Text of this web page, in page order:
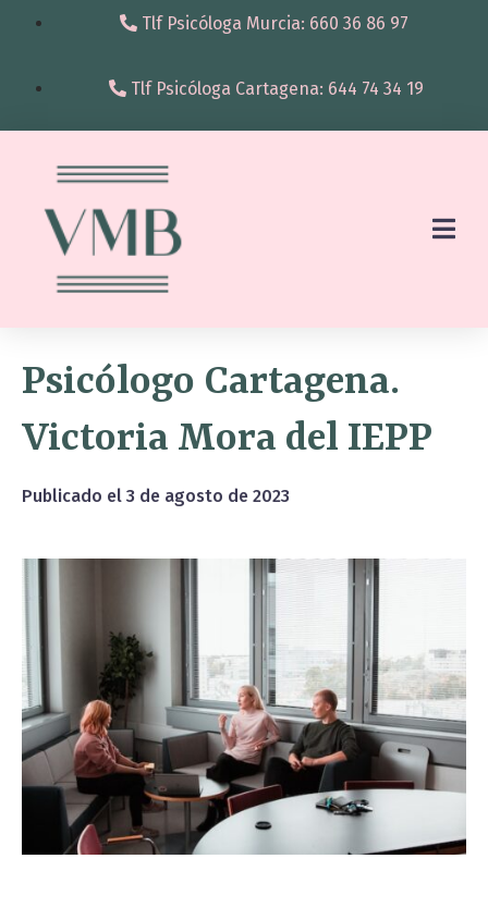
Tlf Psicóloga Murcia: 660 36 86 97
Tlf Psicóloga Cartagena: 644 74 34 19
Psicólogo Cartagena.
Victoria Mora del IEPP
Publicado el 3 de agosto de 2023